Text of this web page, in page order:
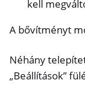
kell
A bővítményt
Néhány
„Beállítások”